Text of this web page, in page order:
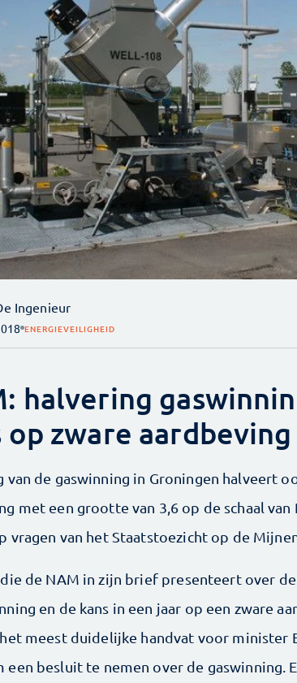
Ingenieur
ENERGIEVEILIGHEID
halvering
op zware aardbeving
van de gaswinning in Groningen halveert
met een grootte van 3,6 op de schaal
vragen van het Staatstoezicht op de
de NAM in zijn brief presenteert over
en de kans in een jaar op een zware
meest duidelijke handvat voor minister
een besluit te nemen over de gaswinning.